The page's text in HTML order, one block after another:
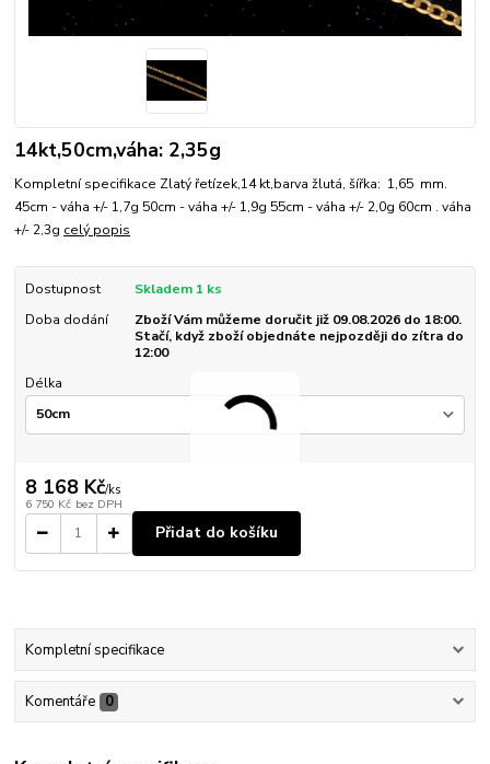
14kt,50cm,váha: 2,35g
Kompletní specifikace Zlatý řetízek,14 kt,barva žlutá, šířka: 1,65 mm.
45cm - váha +/- 1,7g 50cm - váha +/- 1,9g 55cm - váha +/- 2,0g 60cm . váha
+/- 2,3g celý popis
Dostupnost
Skladem 1 ks
Doba dodání
Zboží Vám můžeme doručit již 09.08.2026 do 18:00.
Stačí, když zboží objednáte nejpozději do zítra do
12:00
Délka
8 168 Kč/ks
6 750 Kč bez DPH
Přidat do košíku
Kompletní specifikace
Komentáře 0